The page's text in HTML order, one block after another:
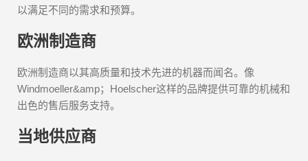
以满足不同的需求和预算。
欧洲制造商
欧洲制造商以其高质量和技术先进的机器而闻名。像
Windmoeller&amp；Hoelscher这样的品牌提供可靠的机械和
出色的售后服务支持。
当地供应商